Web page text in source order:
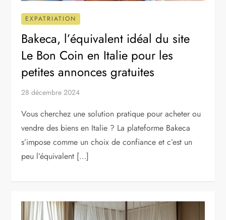
EXPATRIATION
Bakeca, l’équivalent idéal du site
Le Bon Coin en Italie pour les
petites annonces gratuites
28 décembre 2024
Vous cherchez une solution pratique pour acheter ou
vendre des biens en Italie ? La plateforme Bakeca
s’impose comme un choix de confiance et c’est un
peu l’équivalent […]